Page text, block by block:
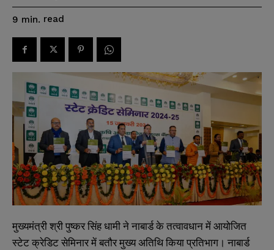
9 min. read
मुख्यमंत्री श्री पुष्कर सिंह धामी ने नाबार्ड के तत्वावधान में आयोजित
स्टेट क्रेडिट सेमिनार में बतौर मुख्य अतिथि किया प्रतिभाग। नाबार्ड